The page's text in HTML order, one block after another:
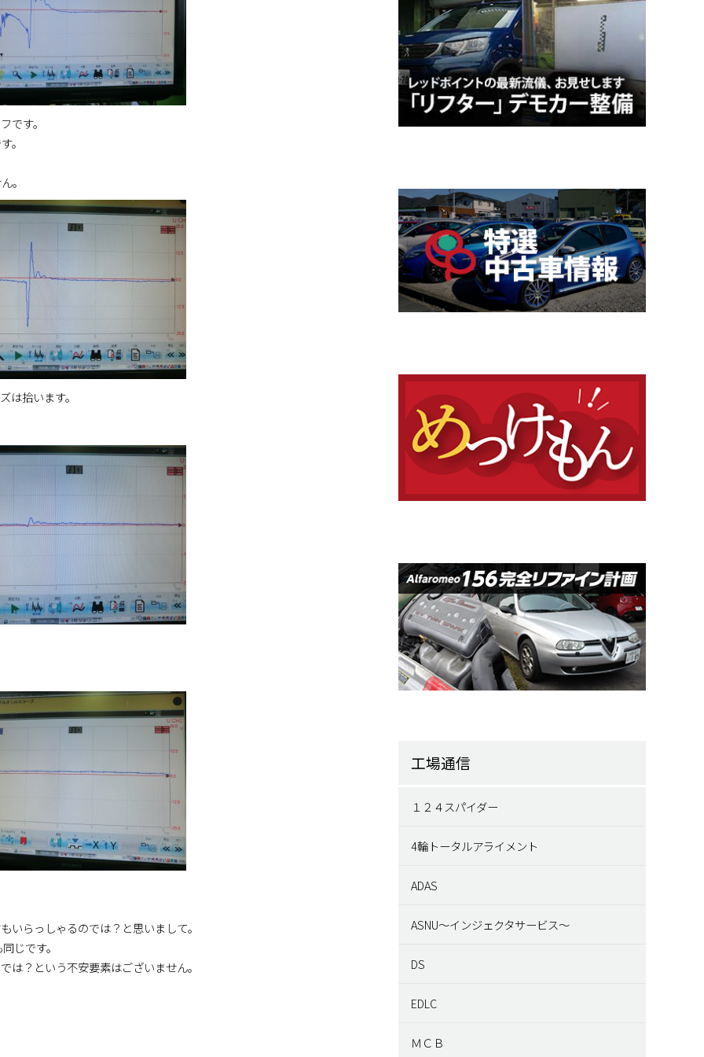
です。
。
。
は拾います。
いらっしゃるのでは？と思いまして。
じです。
は？という不安要素はございません。
工場通信
１２４スパイダー
4輪トータルアライメント
ADAS
ASNU～インジェクタサービス～
DS
EDLC
ＭＣＢ